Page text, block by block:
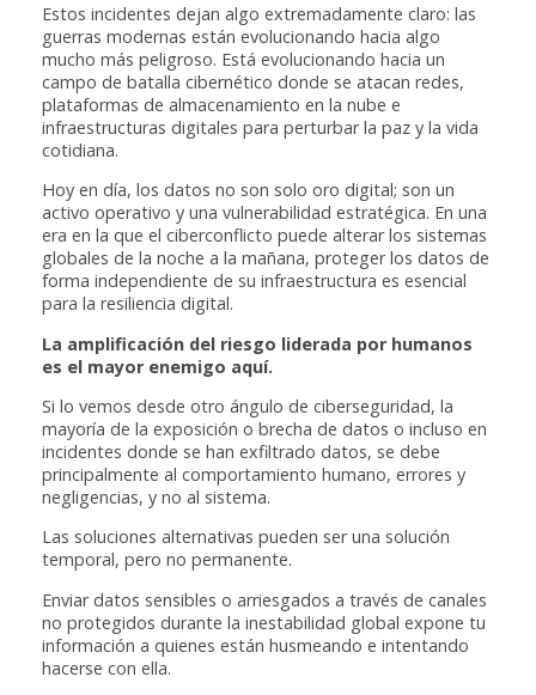
Estos incidentes dejan algo extremadamente claro: las
guerras modernas están evolucionando hacia algo
mucho más peligroso. Está evolucionando hacia un
campo de batalla cibernético donde se atacan redes,
plataformas de almacenamiento en la nube e
infraestructuras digitales para perturbar la paz y la vida
cotidiana.
Hoy en día, los datos no son solo oro digital; son un
activo operativo y una vulnerabilidad estratégica. En una
era en la que el ciberconflicto puede alterar los sistemas
globales de la noche a la mañana, proteger los datos de
forma independiente de su infraestructura es esencial
para la resiliencia digital.
La amplificación del riesgo liderada por humanos
es el mayor enemigo aquí.
Si lo vemos desde otro ángulo de ciberseguridad, la
mayoría de la exposición o brecha de datos o incluso en
incidentes donde se han exfiltrado datos, se debe
principalmente al comportamiento humano, errores y
negligencias, y no al sistema.
Las soluciones alternativas pueden ser una solución
temporal, pero no permanente.
Enviar datos sensibles o arriesgados a través de canales
no protegidos durante la inestabilidad global expone tu
información a quienes están husmeando e intentando
hacerse con ella.